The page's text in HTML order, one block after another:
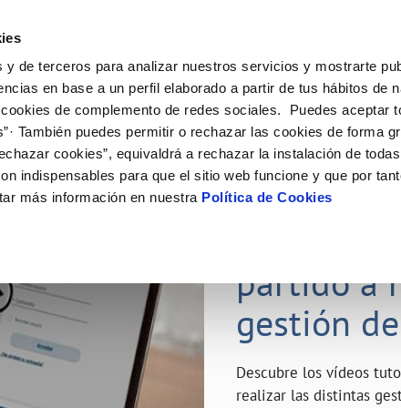
y de terceros para analizar nuestros servicios y mostrarte
en base a un perfil elaborado a partir de tus hábitos de
de complemento de redes sociales. Puedes aceptar
También puedes permitir o rechazar las cookies de forma
cookies”, equivaldrá a rechazar la instalación de
indispensables para que el sitio web funcione y que por
más información en nuestra Política de Cookies
de titular
de suministro
MODIFICACIÓN DE DATOS
Actualizar datos bancarios
Actualizar datos de
VER TODAS LAS GESTIONES
Tu Servicio
AL CLIENTE
contacto
de fuga interior
COMPROMISO DE SERVICIO
Carta de compromisos
Customer Counsel (Defensa
Tu Agua
del agua
CUIDADOS DEL AGUA
Consejos de ahorro
Depósitos de reserva
Conócenos
DE GESTIÓN Y CERTIFICADOS
23 ABR 2020
partido a
gestión
Descubre los vídeos
realizar las distintas